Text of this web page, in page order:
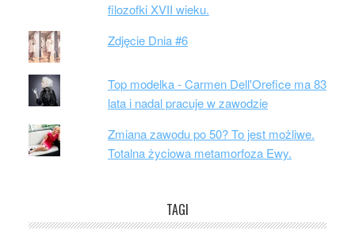
filozofki XVII wieku.
Zdjęcie Dnia #6
Top modelka - Carmen Dell'Orefice ma 83
lata i nadal pracuje w zawodzie
Zmiana zawodu po 50? To jest możliwe.
Totalna życiowa metamorfoza Ewy.
TAGI